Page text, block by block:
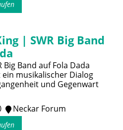
| SWR Big Band
Big Band auf Fola Dada
musikalischer Dialog
und Gegenwart
Neckar Forum